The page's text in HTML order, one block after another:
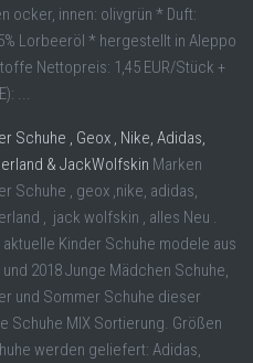
ocker, innen: olivgrün * Duft:
Lorbeeröl * hergestellt in Aleppo
Nettopreis: 1,45 EUR/Stück +
...
Schuhe , Geox , Nike, Adidas,
& JackWolfskin Marken
Schuhe , geox ,nike, adidas,
, jack wolfskin , alles Neu .
aktuelle Kinder Schuhe modele aus
und 2018 Junge Mädchen Schuhe,
und Sommer Schuhe dieser
Schuhe MIX Sortierung. Größen
werden geliefert: Adidas,